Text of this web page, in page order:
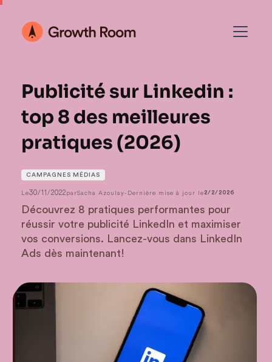
Publicité sur Linkedin :
top 8 des meilleures
pratiques (2026)
CAMPAGNES MÉDIAS
Le30/11/2022parSacha Azoulay- Dernière mise à jour le 2/2/2026
Découvrez 8 pratiques performantes pour
réussir votre publicité LinkedIn et maximiser
vos conversions. Lancez-vous dans LinkedIn
Ads dès maintenant!